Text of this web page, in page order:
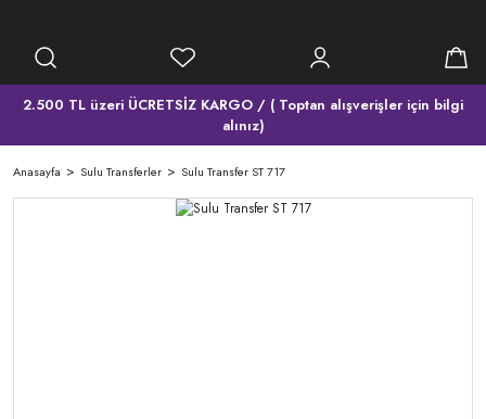
2.500 TL üzeri ÜCRETSİZ KARGO / ( Toptan alışverişler için bilgi
alınız)
Anasayfa Sulu Transferler Sulu Transfer ST 717